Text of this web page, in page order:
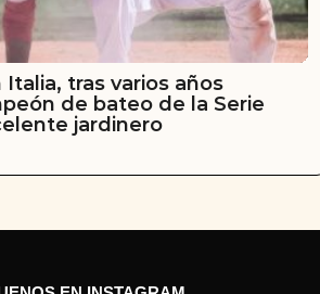
Italia, tras varios años
de bateo de la Serie
jardinero